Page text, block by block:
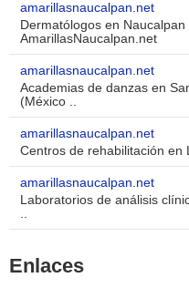
amarillasnaucalpan.net
Dermatólogos en
AmarillasNaucalpan.net
amarillasnaucalpan.net
Academias de danzas en
(México ..
amarillasnaucalpan.net
Centros de rehabilitación en
amarillasnaucalpan.net
Laboratorios de análisis
..
Enlaces